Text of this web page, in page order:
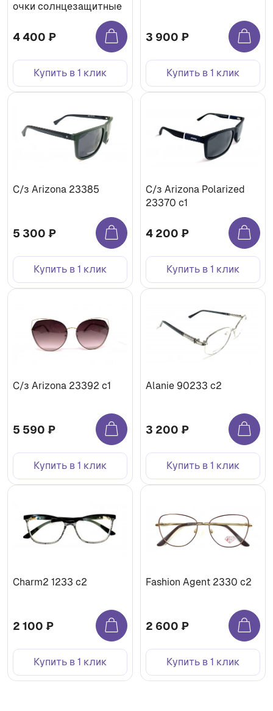
очки солнцезащитные
4 400 ₽
Купить в 1 клик
3 900 ₽
Купить в 1 клик
С/з Arizona 23385
5 300 ₽
Купить в 1 клик
С/з Arizona Polarized
23370 c1
4 200 ₽
Купить в 1 клик
С/з Arizona 23392 c1
5 590 ₽
Купить в 1 клик
Alanie 90233 c2
3 200 ₽
Купить в 1 клик
Charm2 1233 c2
2 100 ₽
Купить в 1 клик
Fashion Agent 2330 с2
2 600 ₽
Купить в 1 клик